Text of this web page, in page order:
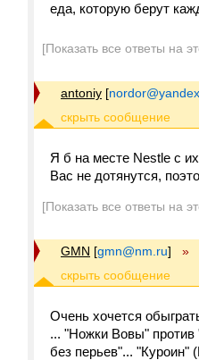
еда, которую берут
[Показать все ответы на
antoniy [
Я б на месте Nestle с
Вас не дотянутся,
[Показать все ответы на
GMN [gmn@nm.ru] »
Очень хочется
... "Ножки Вовы"
без перьев"... "Куроин"